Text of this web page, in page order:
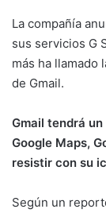
La compañía
sus servicios G
más ha llamado
de Gmail.
Gmail tendrá
Google Maps,
resistir con su
Según un